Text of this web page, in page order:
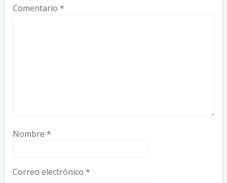
Comentario *
Nombre *
Correo electrónico *